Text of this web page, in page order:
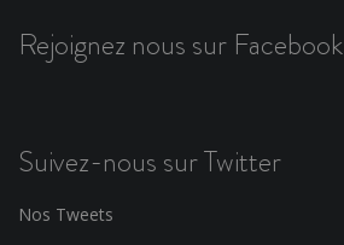
Rejoignez nous sur Facebook
Suivez-nous sur Twitter
Nos Tweets